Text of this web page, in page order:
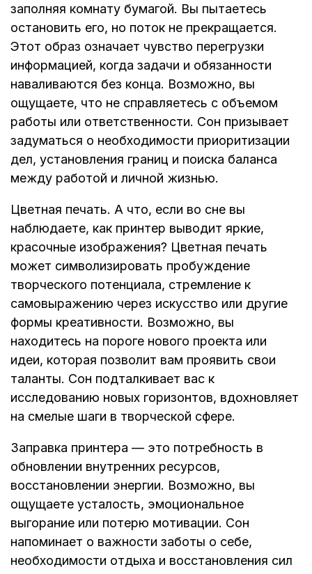
заполняя комнату бумагой. Вы пытаетесь
остановить его, но поток не прекращается.
Этот образ означает чувство перегрузки
информацией, когда задачи и обязанности
наваливаются без конца. Возможно, вы
ощущаете, что не справляетесь с объемом
работы или ответственности. Сон призывает
задуматься о необходимости приоритизации
дел, установления границ и поиска баланса
между работой и личной жизнью.
Цветная печать. А что, если во сне вы
наблюдаете, как принтер выводит яркие,
красочные изображения? Цветная печать
может символизировать пробуждение
творческого потенциала, стремление к
самовыражению через искусство или другие
формы креативности. Возможно, вы
находитесь на пороге нового проекта или
идеи, которая позволит вам проявить свои
таланты. Сон подталкивает вас к
исследованию новых горизонтов, вдохновляет
на смелые шаги в творческой сфере.
Заправка принтера — это потребность в
обновлении внутренних ресурсов,
восстановлении энергии. Возможно, вы
ощущаете усталость, эмоциональное
выгорание или потерю мотивации. Сон
напоминает о важности заботы о себе,
необходимости отдыха и восстановления сил